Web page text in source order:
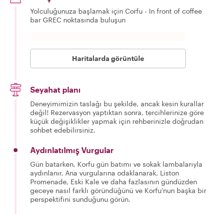
Yolculuğunuza başlamak için Corfu - In front of coffee
bar GREC noktasında buluşun
Haritalarda görüntüle
Seyahat planı
Deneyimimizin taslağı bu şekilde, ancak kesin kurallar
değil! Rezervasyon yaptıktan sonra, tercihlerinize göre
küçük değişiklikler yapmak için rehberinizle doğrudan
sohbet edebilirsiniz.
Aydınlatılmış Vurgular
Gün batarken, Korfu gün batımı ve sokak lambalarıyla
aydınlanır. Ana vurgularına odaklanarak, Liston
Promenade, Eski Kale ve daha fazlasının gündüzden
geceye nasıl farklı göründüğünü ve Korfu'nun başka bir
perspektifini sunduğunu görün.